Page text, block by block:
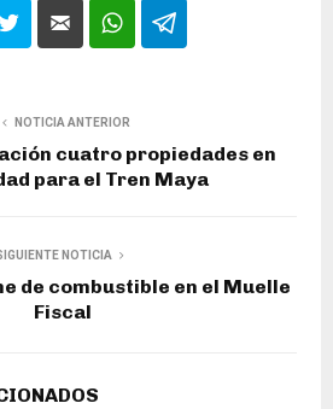
NOTICIA ANTERIOR
cuatro propiedades en
para el Tren Maya
NOTICIA
de combustible en el Muelle
Fiscal